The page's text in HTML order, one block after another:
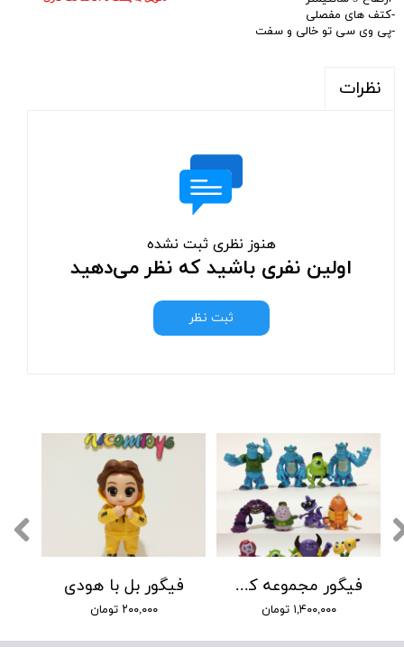
-کتف های مفصلی
-پی وی سی تو خالی و سفت
نظرات
هنوز نظری ثبت نشده
اولین نفری باشید که نظر می‌دهید
ثبت نظر
فیگور بل با هودی
۲۰۰,۰۰۰ تومان
فیگور مجموعه کارخانه هیولا ها
۱,۴۰۰,۰۰۰ تومان